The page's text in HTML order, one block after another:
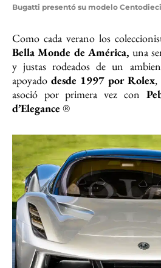
Bugatti presentó su modelo
Como cada verano los
Bella Monde de América, una
y justas rodeados de un
apoyado desde 1997 por Rolex,
asoció por primera vez con
d’Elegance ®